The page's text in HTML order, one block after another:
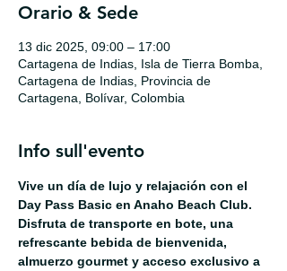
Orario & Sede
13 dic 2025, 09:00 – 17:00
Cartagena de Indias, Isla de Tierra Bomba,
Cartagena de Indias, Provincia de
Cartagena, Bolívar, Colombia
Info sull'evento
Vive un día de lujo y relajación con el
Day Pass Basic en Anaho Beach Club.
Disfruta de transporte en bote, una
refrescante bebida de bienvenida,
almuerzo gourmet y acceso exclusivo a